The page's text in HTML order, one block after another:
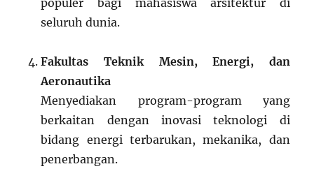
seluruh dunia.
Fakultas Teknik Mesin, Energi, dan
Aeronautika
Menyediakan program-program yang
berkaitan dengan inovasi teknologi di
bidang energi terbarukan, mekanika, dan
penerbangan.